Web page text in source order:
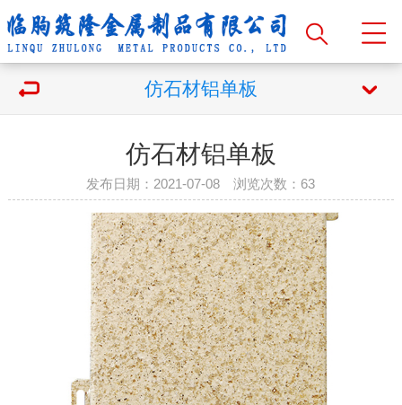
仿石材铝单板
仿石材铝单板
发布日期：2021-07-08 浏览次数： 63